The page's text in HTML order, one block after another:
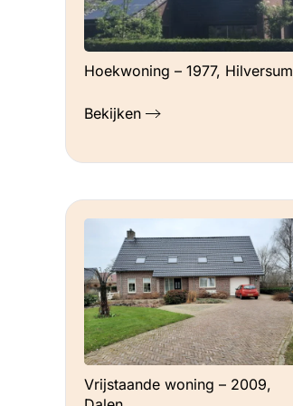
Hoekwoning – 1977, Hilversum
Bekijken
Vrijstaande woning – 2009,